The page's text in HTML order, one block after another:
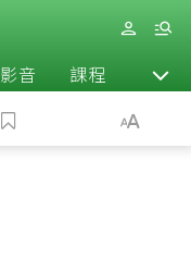
影音 課程 退休